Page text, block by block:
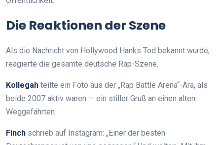
Die Reaktionen der Szene
Als die Nachricht von Hollywood Hanks Tod bekannt wurde,
reagierte die gesamte deutsche Rap-Szene.
Kollegah teilte ein Foto aus der „Rap Battle Arena“-Ära, als
beide 2007 aktiv waren — ein stiller Gruß an einen alten
Weggefährten.
Finch schrieb auf Instagram: „Einer der besten